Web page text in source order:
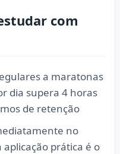
com
a maratonas
dia supera 4 horas
de retenção
no
prática é o